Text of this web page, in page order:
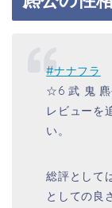
#ナナフラ
☆6 武 鬼
レビューを
い。
総評として
としての良